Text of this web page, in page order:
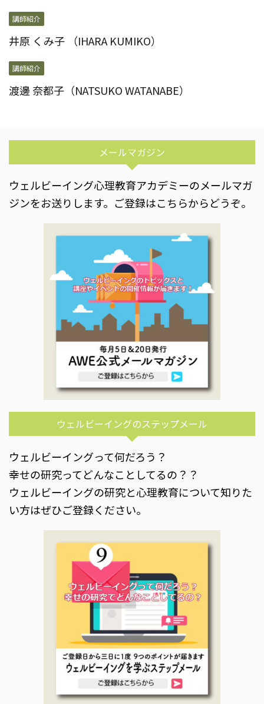
講師紹介
井原 くみ子 （IHARA KUMIKO）
講師紹介
渡邊 奈都子（NATSUKO WATANABE）
メールマガジン
ウェルビーイング心理教育アカデミーのメールマガ
ジンをお送りします。ご登録はこちらからどうぞ。
ウェルビーイングのステップメール
ウェルビーイングって何だろう？
幸せの研究ってどんなことしてるの？？
ウェルビーイングの研究と心理教育について知りた
い方はぜひご登録ください。